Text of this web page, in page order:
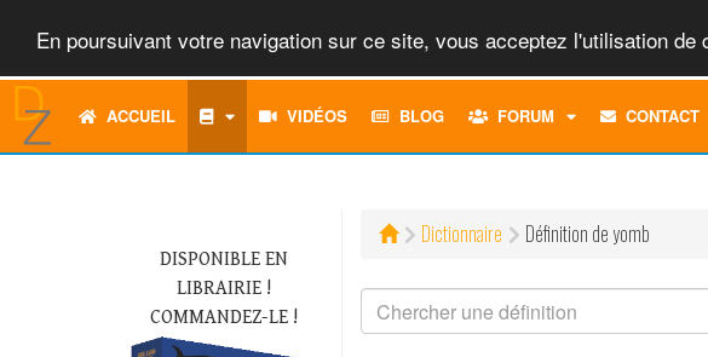
En poursuivant votre navigation sur ce site, vous acceptez l'utilisation de
ACCUEIL VIDÉOS BLOG FORUM
TOGGLECONTACT
DISPONIBLE EN
LIBRAIRIE !
COMMANDEZ-LE !
Dictionnaire Définition de yomb